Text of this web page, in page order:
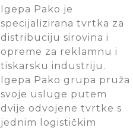
Igepa Pako je
specijalizirana tvrtka za
distribuciju sirovina i
opreme za reklamnu i
tiskarsku industriju.
Igepa Pako grupa pruža
svoje usluge putem
dvije odvojene tvrtke s
jednim logističkim